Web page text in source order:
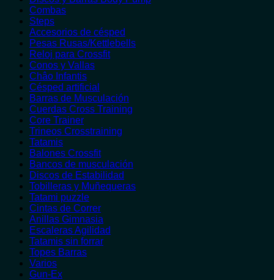
Combas
Steps
Accesorios de césped
Pesas Rusas/Kettlebells
Reloj para Crossfit
Conos y Vallas
Châo Infantis
Césped artificial
Barras de Musculación
Cuerdas Cross Training
Core Trainer
Trineos Crosstraining
Tatamis
Balones Crossfit
Bancos de musculación
Discos de Estabilidad
Tobilleras y Muñequeras
Tatami puzzle
Cintas de Correr
Anillas Gimnasia
Escaleras Agilidad
Tatamis sin forrar
Topes Barras
Varios
Gun-Ex